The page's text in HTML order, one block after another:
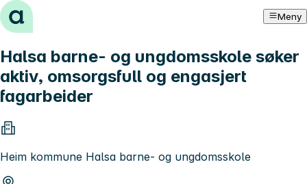
Hopp til innhold Meny
Halsa barne- og ungdomsskole søker
aktiv, omsorgsfull og engasjert
fagarbeider
Heim kommune Halsa barne- og ungdomsskole